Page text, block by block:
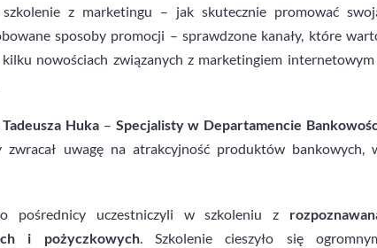
z marketingu – jak skutecznie promować
sposoby promocji – sprawdzone kanały, które
nowościach związanych z marketingiem
Tadeusza Huka– Specjalisty w Departamencie
zwracał uwagę na atrakcyjność produktów bankowych,
pośrednicy uczestniczyli w szkoleniu z
i pożyczkowych. Szkolenie cieszyło się